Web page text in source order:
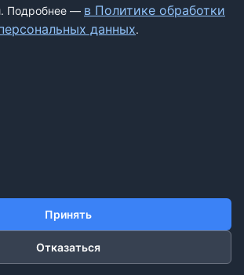
ДОБАВИТЬ ЖАЛОБУ
2026 ДОСКАЖАЛОБ.РФ
Подробнее — в Политике обработки
данных.
Принять
Отказаться